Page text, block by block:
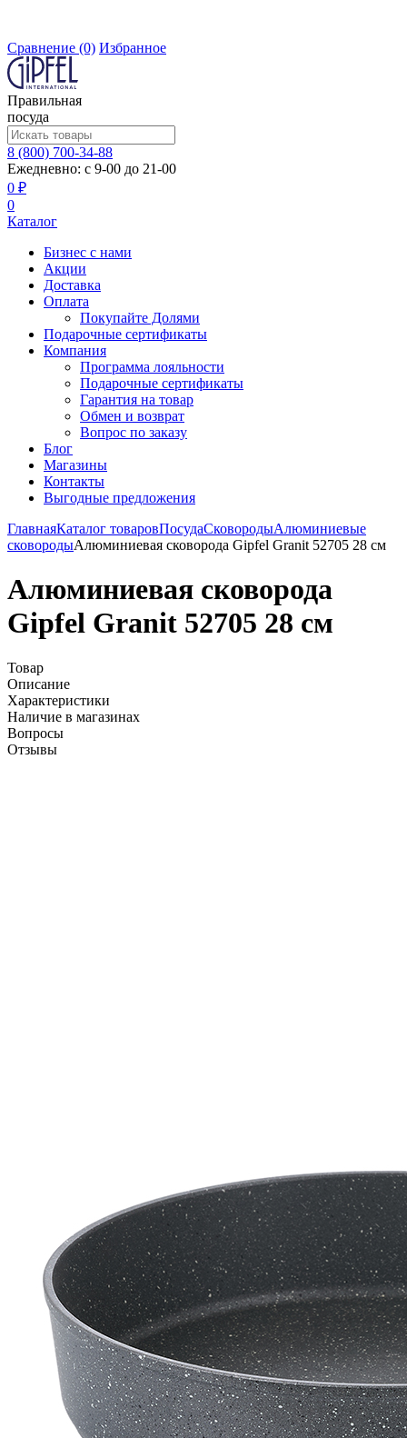
Сравнение (0) Избранное
Правильная
посуда
8 (800) 700-34-88
Ежедневно: с 9-00 до 21-00
0 ₽
0
Каталог
Бизнес с нами
Акции
Доставка
Оплата
Покупайте Долями
Подарочные сертификаты
Компания
Программа лояльности
Подарочные сертификаты
Гарантия на товар
Обмен и возврат
Вопрос по заказу
Блог
Магазины
Контакты
Выгодные предложения
ГлавнаяКаталог товаровПосудаСковородыАлюминиевые
сковородыАлюминиевая сковорода Gipfel Granit 52705 28 см
Алюминиевая сковорода
Gipfel Granit 52705 28 см
Товар
Описание
Характеристики
Наличие в магазинах
Вопросы
Отзывы